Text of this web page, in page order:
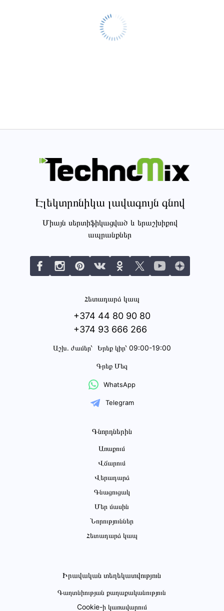
Էլեկտրոնիկա լավագույն գնով
Միայն սերտիֆիկացված և երաշխիքով
ապրանքներ
Հետադարձ կապ
+374 44 80 90 80
+374 93 666 266
Աշխ․ ժամեր՝ Երեք կիր՝ 09:00-19:00
Գրեք Մեզ
WhatsApp
Telegram
Գնորդներին
Առաքում
Վճարում
Վերադարձ
Գնացուցակ
Մեր մասին
Նորություններ
Հետադարձ կապ
Իրավական տեղեկատվություն
Գաղտնիության քաղաքականություն
Cookie-ի կառավարում